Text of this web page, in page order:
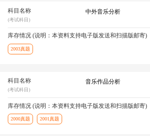
科目名称
(考试科目)
中外音乐分析
库存情况 (说明：本资料支持电子版发送和扫描版邮寄)
2003真题
科目名称
(考试科目)
音乐作品分析
库存情况 (说明：本资料支持电子版发送和扫描版邮寄)
2000真题 2001真题